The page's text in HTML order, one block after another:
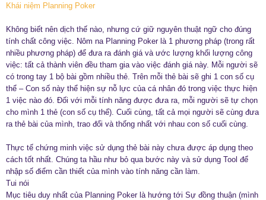
Khái niệm Planning Poker
Không biết nên dịch thế nào, nhưng cứ giữ nguyên thuật ngữ cho đúng
tính chất công việc. Nôm na Planning Poker là 1 phương pháp (trong rất
nhiều phương pháp) để đưa ra đánh giá và ước lượng khối lượng công
việc: tất cả thành viên đều tham gia vào việc đánh giá này. Mỗi người sẽ
có trong tay 1 bộ bài gồm nhiều thẻ. Trên mỗi thẻ bài sẽ ghi 1 con số cụ
thể – Con số này thể hiện sự nỗ lực của cá nhân đó trong việc thực hiện
1 việc nào đó. Đối với mỗi tính năng được đưa ra, mỗi người sẽ tự chọn
cho mình 1 thẻ (con số cụ thể). Cuối cùng, tất cả mọi người sẽ cùng đưa
ra thẻ bài của mình, trao đổi và thống nhất với nhau con số cuối cùng.
Thực tế chứng minh việc sử dụng thẻ bài này chưa được áp dụng theo
cách tốt nhất. Chúng ta hầu như bỏ qua bước này và sử dụng Tool để
nhập số điểm cần thiết của mình vào tính năng cần làm.
Tui nói
Mục tiêu duy nhất của Planning Poker là hướng tới Sự đồng thuận (mình